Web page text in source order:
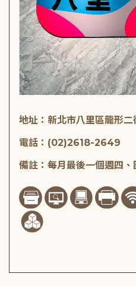
地址：新北市八里區龍形
電話：(02)2618-2649
備註：每月最後一個週四、